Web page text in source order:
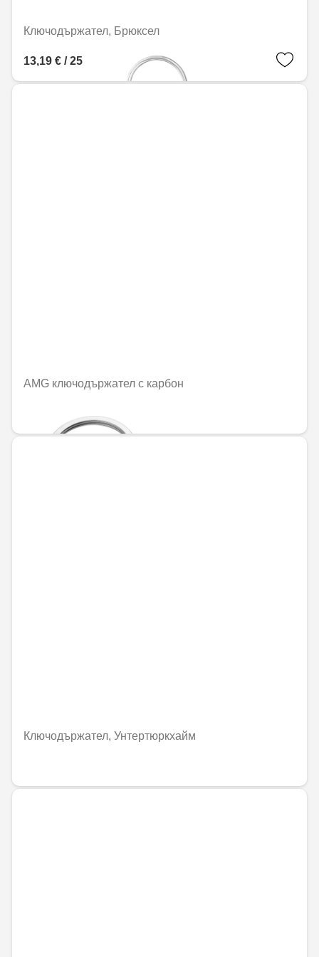
Ключодържател, Брюксел
13,19 € / 25,79 лв.
AMG ключодържател с карбон
86,98 € / 170,11 лв.
Ключодържател, Унтертюркхайм